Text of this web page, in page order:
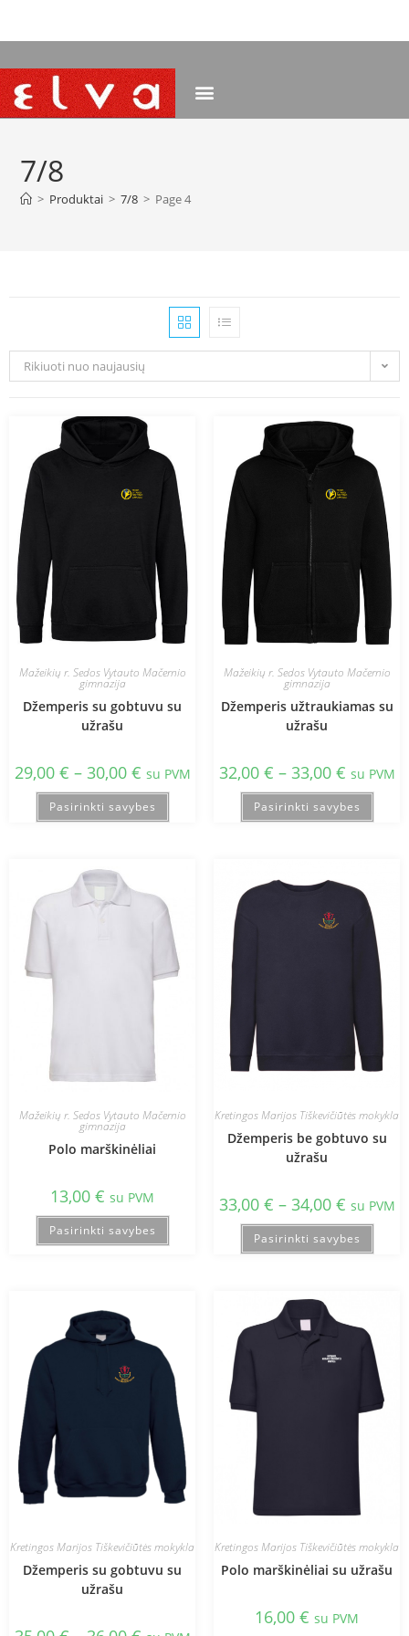
7/8
> Produktai > 7/8 > Page 4
Rikiuoti nuo naujausių
Mažeikių r. Sedos Vytauto Mačernio
gimnazija
Džemperis su gobtuvu su
užrašu
29,00 € – 30,00 € su PVM
Pasirinkti savybes
Mažeikių r. Sedos Vytauto Mačernio
gimnazija
Džemperis užtraukiamas su
užrašu
32,00 € – 33,00 € su PVM
Pasirinkti savybes
Mažeikių r. Sedos Vytauto Mačernio
gimnazija
Polo marškinėliai
13,00 € su PVM
Pasirinkti savybes
Kretingos Marijos Tiškevičiūtės mokykla
Džemperis be gobtuvo su
užrašu
33,00 € – 34,00 € su PVM
Pasirinkti savybes
Kretingos Marijos Tiškevičiūtės mokykla
Džemperis su gobtuvu su
užrašu
Kretingos Marijos Tiškevičiūtės mokykla
Polo marškinėliai su užrašu
16,00 € su PVM